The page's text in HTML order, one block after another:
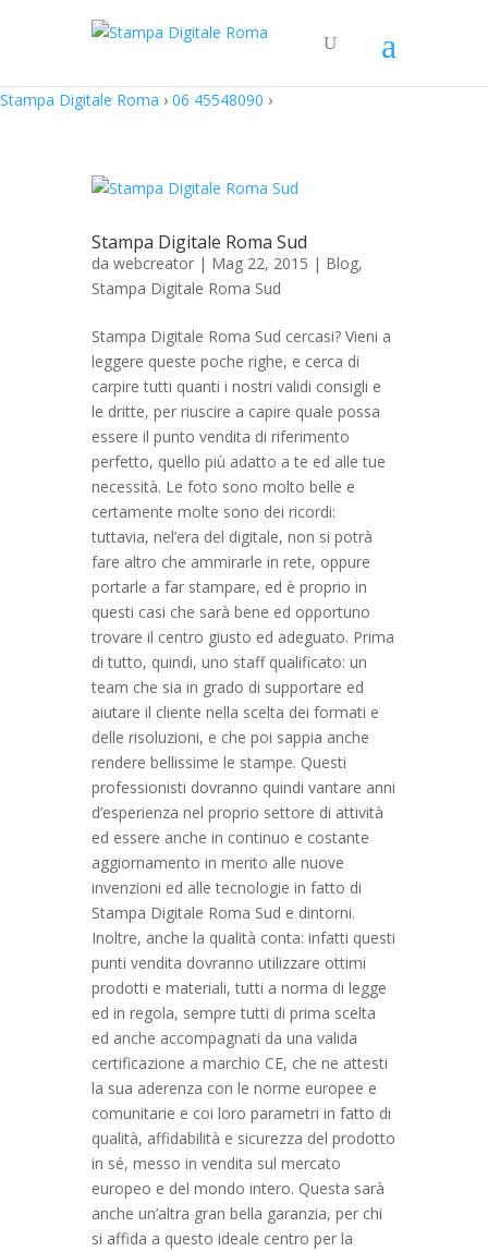
Stampa Digitale Roma › 06 45548090 ›
Stampa Digitale Roma Sud
da webcreator | Mag 22, 2015 | Blog,
Stampa Digitale Roma Sud
Stampa Digitale Roma Sud cercasi? Vieni a
leggere queste poche righe, e cerca di
carpire tutti quanti i nostri validi consigli e
le dritte, per riuscire a capire quale possa
essere il punto vendita di riferimento
perfetto, quello più adatto a te ed alle tue
necessità. Le foto sono molto belle e
certamente molte sono dei ricordi:
tuttavia, nel’era del digitale, non si potrà
fare altro che ammirarle in rete, oppure
portarle a far stampare, ed è proprio in
questi casi che sarà bene ed opportuno
trovare il centro giusto ed adeguato. Prima
di tutto, quindi, uno staff qualificato: un
team che sia in grado di supportare ed
aiutare il cliente nella scelta dei formati e
delle risoluzioni, e che poi sappia anche
rendere bellissime le stampe. Questi
professionisti dovranno quindi vantare anni
d’esperienza nel proprio settore di attività
ed essere anche in continuo e costante
aggiornamento in merito alle nuove
invenzioni ed alle tecnologie in fatto di
Stampa Digitale Roma Sud e dintorni.
Inoltre, anche la qualità conta: infatti questi
punti vendita dovranno utilizzare ottimi
prodotti e materiali, tutti a norma di legge
ed in regola, sempre tutti di prima scelta
ed anche accompagnati da una valida
certificazione a marchio CE, che ne attesti
la sua aderenza con le norme europee e
comunitarie e coi loro parametri in fatto di
qualità, affidabilità e sicurezza del prodotto
in sé, messo in vendita sul mercato
europeo e del mondo intero. Questa sarà
anche un’altra gran bella garanzia, per chi
si affida a questo ideale centro per la